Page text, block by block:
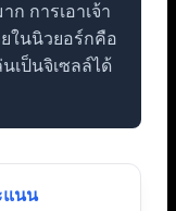
การเอาเจ้า
ในนิวยอร์กคือ
เป็นจิเซลล์ได้
แนน